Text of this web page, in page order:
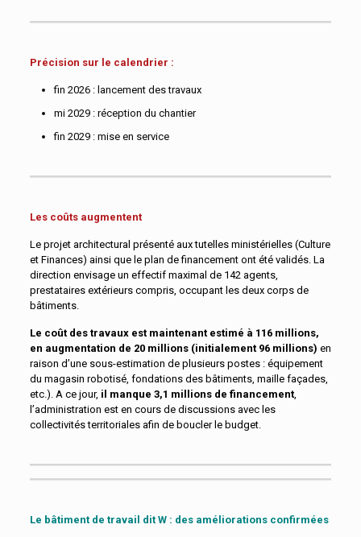
Précision sur le calendrier :
fin 2026 : lancement des travaux
mi 2029 : réception du chantier
fin 2029 : mise en service
Les coûts augmentent
Le projet architectural présenté aux tutelles ministérielles (Culture
et Finances) ainsi que le plan de financement ont été validés. La
direction envisage un effectif maximal de 142 agents,
prestataires extérieurs compris, occupant les deux corps de
bâtiments.
Le coût des travaux est maintenant estimé à 116 millions,
en augmentation de 20 millions (initialement 96 millions) en
raison d’une sous-estimation de plusieurs postes : équipement
du magasin robotisé, fondations des bâtiments, maille façades,
etc.). A ce jour, il manque 3,1 millions de financement,
l’administration est en cours de discussions avec les
collectivités territoriales afin de boucler le budget.
Le bâtiment de travail dit W : des améliorations confirmées